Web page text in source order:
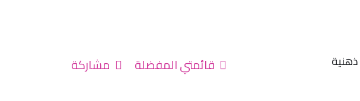
قائمتي المفضلة مشاركة